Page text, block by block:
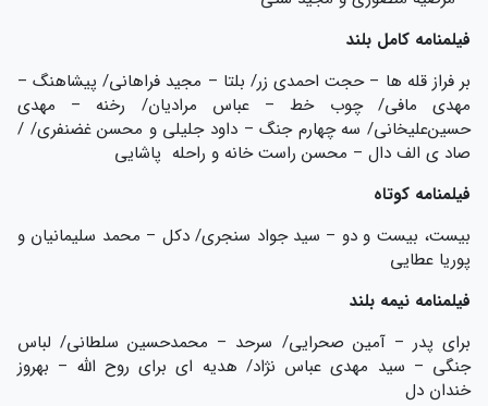
فیلمنامه کامل بلند
بر فراز قله ها – حجت احمدی زر/ بلتا – مجید فراهانی/ پیشاهنگ –
مهدی مافی/ چوب خط – عباس مرادیان/ رخنه – مهدی
حسین‌علیخانی/ سه چهارم جنگ – داود جلیلی و محسن غضنفری/ /
صاد ی الف دال – محسن راست خانه و راحله پاشایی
فیلمنامه کوتاه
بیست، بیست و دو – سید جواد سنجری/ دکل – محمد سلیمانیان و
پوریا عطایی
فیلمنامه نیمه بلند
برای پدر – آمین صحرایی/ سرحد – محمدحسین سلطانی/ لباس
جنگی – سید مهدی عباس نژاد/ هدیه ای برای روح الله – بهروز
خندان دل